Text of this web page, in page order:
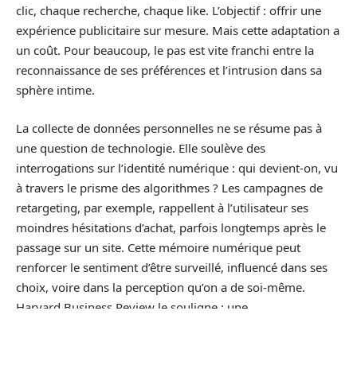
clic, chaque recherche, chaque like. L’objectif : offrir une
expérience publicitaire sur mesure. Mais cette adaptation a
un coût. Pour beaucoup, le pas est vite franchi entre la
reconnaissance de ses préférences et l’intrusion dans sa
sphère intime.
La collecte de données personnelles ne se résume pas à
une question de technologie. Elle soulève des
interrogations sur l’identité numérique : qui devient-on, vu
à travers le prisme des algorithmes ? Les campagnes de
retargeting, par exemple, rappellent à l’utilisateur ses
moindres hésitations d’achat, parfois longtemps après le
passage sur un site. Cette mémoire numérique peut
renforcer le sentiment d’être surveillé, influencé dans ses
choix, voire dans la perception qu’on a de soi-même.
Harvard Business Review le souligne : une